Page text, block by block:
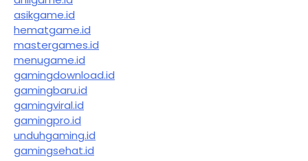
asikgame.id
hematgame.id
mastergames.id
menugame.id
gamingdownload.id
gamingbaru.id
gamingviral.id
gamingpro.id
unduhgaming.id
gamingsehat.id